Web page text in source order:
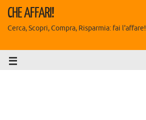
CHE AFFARI!
Cerca, Scopri, Compra, Risparmia: fai l'affare!